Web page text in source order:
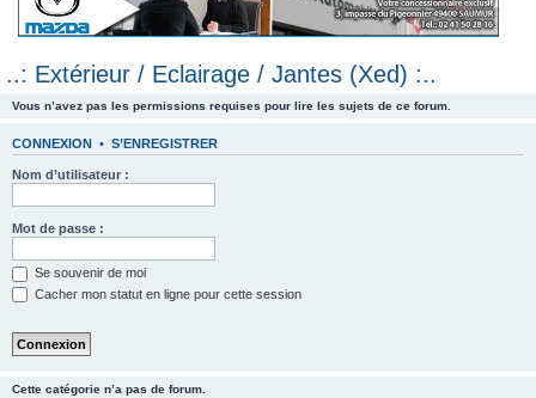
e
..: Extérieur / Eclairage / Jantes (Xed) :..
Vous n’avez pas les permissions requises pour lire les sujets de ce forum.
CONNEXION • S’ENREGISTRER
Nom d’utilisateur :
Mot de passe :
Se souvenir de moi
Cacher mon statut en ligne pour cette session
Cette catégorie n’a pas de forum.